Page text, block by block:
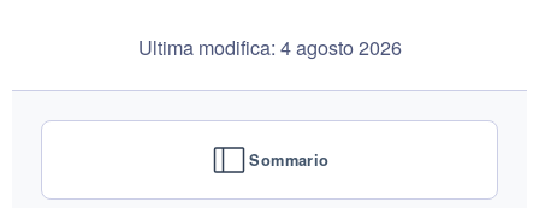
Ultima modifica: 4 agosto 2026
Sommario